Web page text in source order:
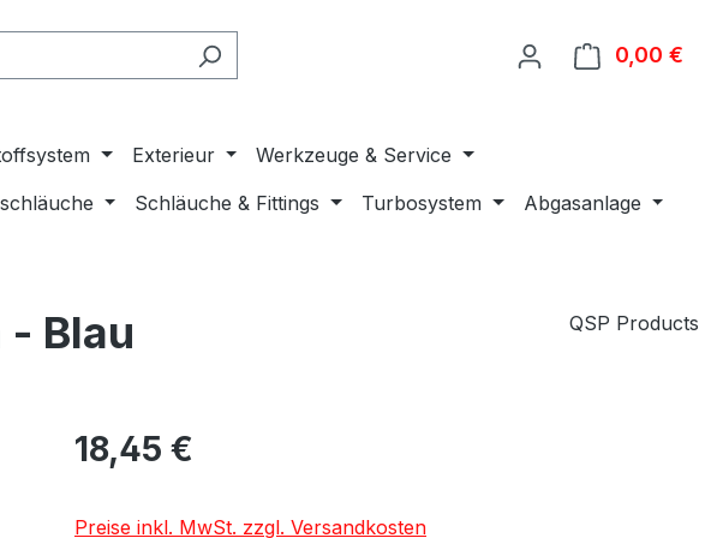
0,00 €
Exterieur
Werkzeuge & Service
Schläuche & Fittings Turbosystem Abgasanlage
Blau QSP Products
18,45 €
Preise inkl. MwSt. zzgl. Versandkosten